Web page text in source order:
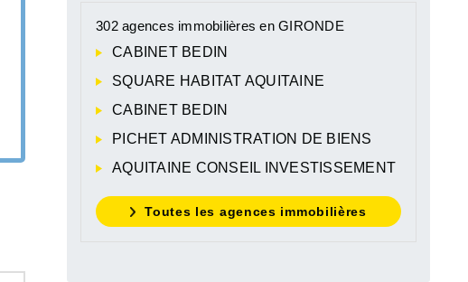
302 agences immobilières en GIRONDE
CABINET BEDIN
SQUARE HABITAT AQUITAINE
CABINET BEDIN
PICHET ADMINISTRATION DE BIENS
AQUITAINE CONSEIL INVESTISSEMENT
Toutes les agences immobilières